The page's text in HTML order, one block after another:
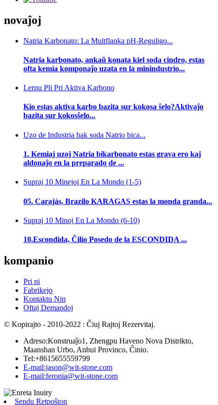
novaĵoj
Natria Karbonato: La Multflanka pH-Reguligo...
Natria karbonato, ankaŭ konata kiel soda cindro, estas
ofta kemia komponaĵo uzata en la minindustrio...
Lernu Pli Pri Aktiva Karbono
Kio estas aktiva karbo bazita sur kokosa ŝelo?Aktivaĵo
bazita sur kokosŝelo...
Uzo de Industria bak soda Natrio bica...
1. Kemiaj uzoj Natria bikarbonato estas grava ero kaj
aldonaĵo en la preparado de ...
Supraj 10 Minejoj En La Mondo (1-5)
05. Carajás, Brazilo KARAGAS estas la monda granda...
Supraj 10 Minoj En La Mondo (6-10)
10.Escondida, Ĉilio Posedo de la ESCONDIDA ...
kompanio
Pri ni
Fabrikejo
Kontaktu Nin
Oftaj Demandoj
© Kopirajto - 2010-2022 : Ĉiuj Rajtoj Rezervitaj.
Adreso:Konstruaĵo1, Zhengpu Haveno Nova Distrikto,
Maanshan Urbo, Anhui Provinco, Ĉinio.
Tel:+8615655559799
E-mail:jason@wit-stone.com
E-mail:feronia@wit-stone.com
Sendu Retpoŝton